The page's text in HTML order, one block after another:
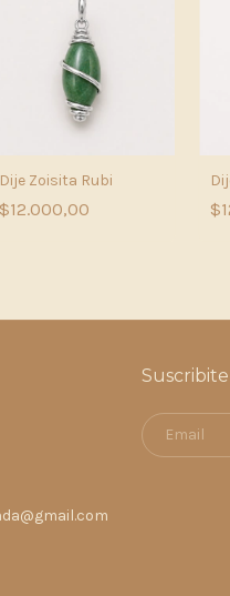
Dije Zoisita Rubi
$12.000,00